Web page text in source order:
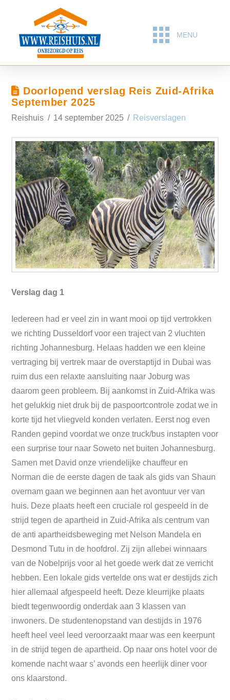
MENU
Doorlopend verslag Reis Zuid-Afrika
September 2025
Reishuis 14 september 2025 Reisverslagen
Verslag dag 1
Iedereen had er veel zin in want mooi op tijd vertrokken
we richting Dusseldorf voor een traject van 2 vluchten
richting Johannesburg. Helaas hadden we een kleine
vertraging bij vertrek maar de overstaptijd in Dubai was
ruim dus een relaxte aansluiting naar Joburg was
daarom geen probleem. Bij aankomst in Zuid-Afrika was
het gelukkig niet druk bij de paspoortcontrole zodat we in
korte tijd het vliegveld konden verlaten. Eerst nog even
Randen gepind voordat we onze truck/bus instapten voor
een surprise tour naar Soweto net buiten Johannesburg.
Samen met David onze vriendelijke chauffeur en
Norman die de eerste dagen de taak als gids van Shaun
overnam gaan we beginnen aan het avontuur ver van
huis. Deze plaats heeft een cruciale rol gespeeld in de
strijd tegen de apartheid in Zuid-Afrika als centrum van
de anti apartheidsbeweging met Nelson Mandela en
Desmond Tutu in de hoofdrol. Zij zijn allebei winnaars
van de Nobelprijs voor al het goede werk dat ze verricht
hebben. Een lokale gids vertelde ons wat er destijds zich
hier allemaal afgespeeld heeft. Deze kleurrijke plaats
biedt tegenwoordig onderdak aan 3 klassen van
inwoners. De studentenopstand van destijds in 1976
heeft heel veel leed veroorzaakt maar was een keerpunt
in de strijd tegen de apartheid. Op naar ons hotel voor de
komende nacht waar s’ avonds een heerlijk diner voor
ons klaarstond.